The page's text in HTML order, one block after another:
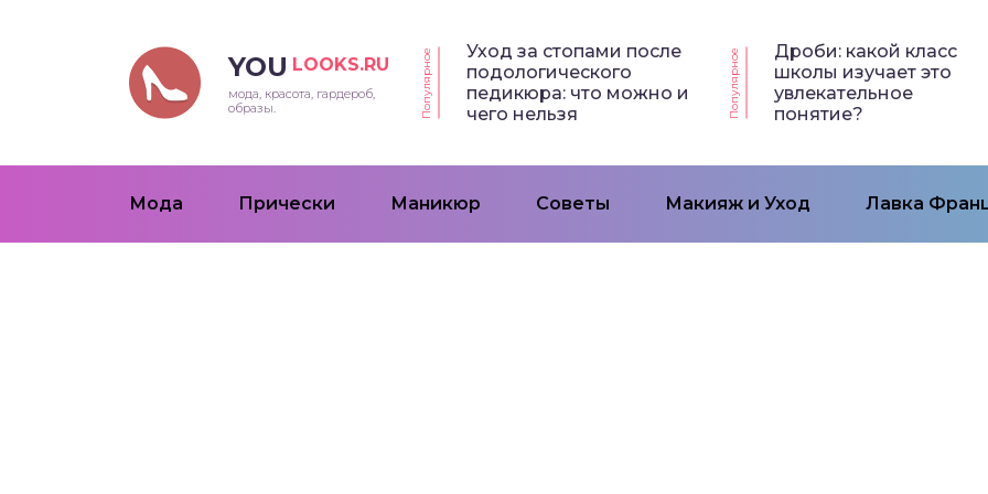
YOU LOOKS.RU
мода, красота, гардероб,
образы.
Популярное
Уход за стопами после
подологического
педикюра: что можно и
чего нельзя
Популярное
Дроби: какой класс
школы изучает это
увлекательное
понятие?
Мода Прически Маникюр Советы Макияж и Уход Лавка